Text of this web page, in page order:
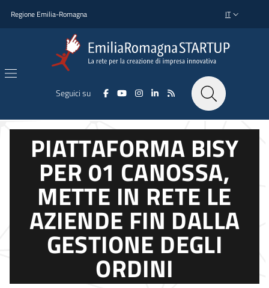
Regione Emilia-Romagna SELETTORE
IT
Seguici su
PIATTAFORMA BISY
PER 01 CANOSSA,
METTE IN RETE LE
AZIENDE FIN DALLA
GESTIONE DEGLI
ORDINI